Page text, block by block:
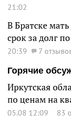
21:02
В Братске
срок за долг
20:39
7
Горячие
Иркутская
по ценам на
05.08 12:09 83